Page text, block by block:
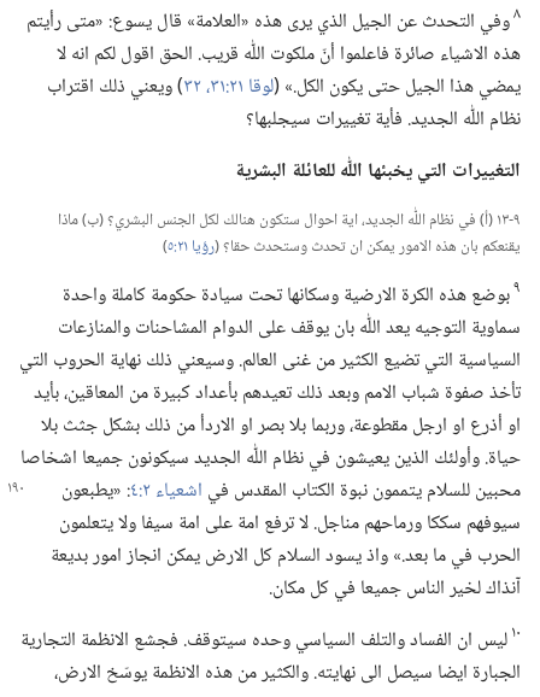
٨وفي التحدث عن الجيل الذي يرى هذه «العلامة» قال يسوع:‏ «متى رأيتم
هذه الاشياء صائرة فاعلموا أنّ ملكوت اللّٰه قريب.‏ الحق اقول لكم انه لا
يمضي هذا الجيل حتى يكون الكل.‏» (‏لوقا ٢١:‏٣١،‏ ٣٢
‏)‏ ويعني ذلك اقتراب
نظام اللّٰه الجديد.‏ فأية تغييرات سيجلبها؟‏
التغييرات التي يخبئها اللّٰه للعائلة البشرية
٩-‏١٣ (‏أ)‏ في نظام اللّٰه الجديد،‏ اية احوال ستكون هنالك لكل الجنس البشري؟‏ (‏ب)‏ ماذا
يقنعكم بان هذه الامور يمكن ان تحدث وستحدث حقا؟‏ (‏رؤيا ٢١:‏٥
‏)‏
٩بوضع هذه الكرة الارضية وسكانها تحت سيادة حكومة كاملة واحدة
سماوية التوجيه يعد اللّٰه بان يوقف على الدوام المشاحنات والمنازعات
السياسية التي تضيع الكثير من غنى العالم.‏ وسيعني ذلك نهاية الحروب التي
تأخذ صفوة شباب الامم وبعد ذلك تعيدهم بأعداد كبيرة من المعاقين،‏ بأيد
او أذرع او ارجل مقطوعة،‏ وربما بلا بصر او الاردأ من ذلك بشكل جثث بلا
حياة.‏ وأولئك الذين يعيشون في نظام اللّٰه الجديد سيكونون جميعا اشخاصا
محبين للسلام يتممون نبوة الكتاب المقدس في اشعياء ٢:‏٤
‏:‏ «يطبعون
سيوفهم سككا ورماحهم مناجل.‏ لا ترفع امة على امة سيفا ولا يتعلمون
الحرب في ما بعد.‏» واذ يسود السلام كل الارض يمكن انجاز امور بديعة
آنذاك لخير الناس جميعا في كل مكان.‏
١٠ليس ان الفساد والتلف السياسي وحده سيتوقف.‏ فجشع الانظمة التجارية
الجبارة ايضا سيصل الى نهايته.‏ والكثير من هذه الانظمة يوسّخ الارض،‏